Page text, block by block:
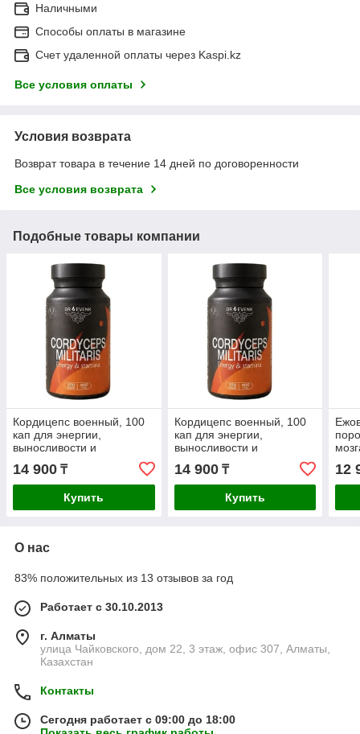
Наличными
Способы оплаты в магазине
Счет удаленной оплаты через Kaspi.kz
Все условия оплаты
Условия возврата
Возврат товара в течение 14 дней по договоренности
Все условия возврата
Подобные товары компании
Кордицепс военный, 100
кап для энергии,
выносливости и
иммунитета, Dr. Evenk
14 900 ₸
Купить
Кордицепс военный, 100
кап для энергии,
выносливости и
иммунитета, Dr. Evenk
14 900₸
Купить
DR.
12
О нас
83% положительных из 13 отзывов за год
Работает с 30.10.2013
г. Алматы
улица Чайковского, дом 22, 3 этаж, офис 307, Алматы,
Казахстан
Контакты
Сегодня работает с 09:00 до 18:00